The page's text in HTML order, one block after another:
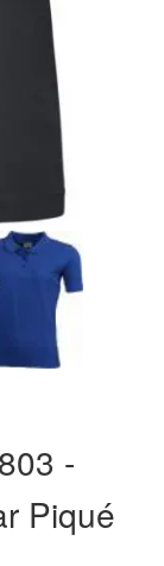
-
Piqué